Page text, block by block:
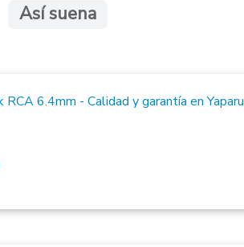
Así suena